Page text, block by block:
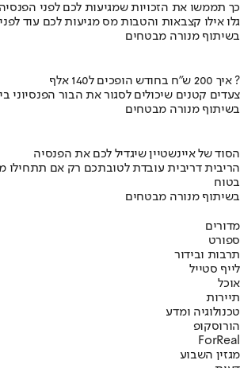
כך תממשו את הזכויות שמגיעות לכם לפני הפנסיה
גלו אילו קצבאות והטבות מס מגיעות לכם עוד
בשיתוף מנורה מבטחים
איך 200 ש"ח בחודש הופכים ל140 אלף ?
צעדים קטנים שיכולים לסגור את הבור הפנסיוני
בשיתוף מנורה מבטחים
הסוד של איינשטיין שיגדיל לכם את הפנסיה
הריבית דריבית עובדת לטובתכם רק אם תתחילו
בטוח
בשיתוף מנורה מבטחים
מדורים
ספורט
תרבות ובידור
לייף סטייל
אוכל
תיירות
טכנולוגיה ומדע
הורוסקופ
ForReal
מגזין השבוע